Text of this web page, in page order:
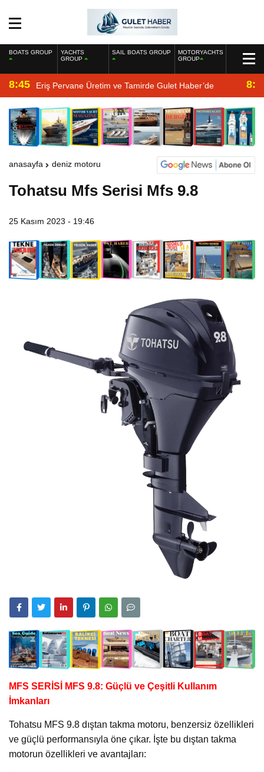
BOATS GROUP
YACHTS
GROUP
SAIL BOATS GROUP
MOTORYACHTS
GROUP
8:45 Eriş Pervane Üretim ve Tamirde Gulet Haber’de
anasayfa deniz motoru
Tohatsu Mfs Serisi Mfs 9.8
25 Kasım 2023 - 19:46
MFS SERİSİ MFS 9.8: Güçlü ve Çeşitli Kullanım
İmkanları
Tohatsu MFS 9.8 dıştan takma motoru, benzersiz özellikleri
ve güçlü performansıyla öne çıkar. İşte bu dıştan takma
motorun özellikleri ve avantajları: